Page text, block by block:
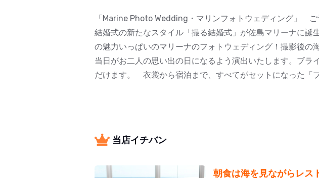
「Marine Photo Wedding・マリンフォトウェディング」 ご
結婚式の新たなスタイル「撮る結婚式」が佐島マリーナに
の魅力いっぱいのマリーナのフォトウェディング！撮影後
当日がお二人の思い出の日になるよう演出いたします。ブ
だけます。 衣裳から宿泊まで、すべてがセットになった「
当店イチバン
朝食は海を見ながらレス